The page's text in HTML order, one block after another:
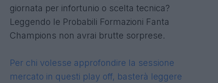
giornata per infortunio o scelta tecnica?
Leggendo le Probabili Formazioni Fanta
Champions non avrai brutte sorprese.
Per chi volesse approfondire la sessione
mercato in questi play off, basterà leggere